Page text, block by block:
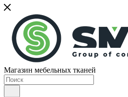
Магазин мебельных тканей